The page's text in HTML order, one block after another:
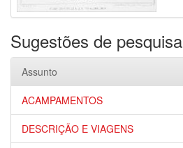
Sugestões de pesquisa
Assunto
ACAMPAMENTOS
DESCRIÇÃO E VIAGENS